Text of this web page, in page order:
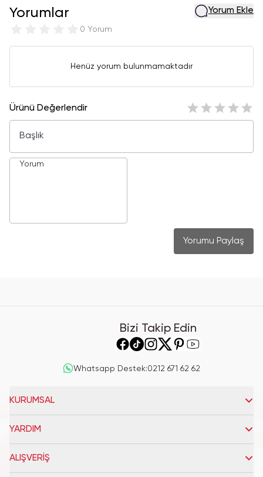
Yorumlar
0 Yorum
Yorum Ekle
Henüz yorum bulunmamaktadır
Ürünü Değerlendir
Yorumu Paylaş
Bizi Takip Edin
Whatsapp Destek:0212 671 62 62
KURUMSAL
YARDIM
ALIŞVERİŞ